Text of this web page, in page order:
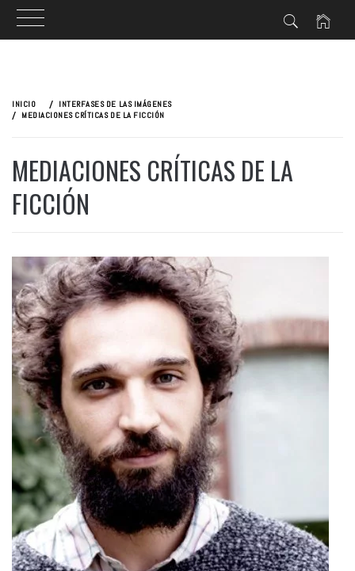
contenido
INICIO
INTERFASES DE LAS IMÁGENES
MEDIACIONES CRÍTICAS DE LA FICCIÓN
MEDIACIONES CRÍTICAS DE LA
FICCIÓN